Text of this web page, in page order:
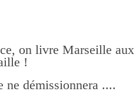
on livre Marseille aux
!
ne démissionnera ....